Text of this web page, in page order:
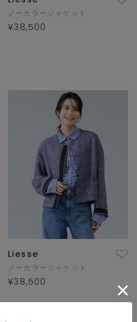
ノーカラージャケット
¥38,500
Liesse
ノーカラージャケット
¥38,500